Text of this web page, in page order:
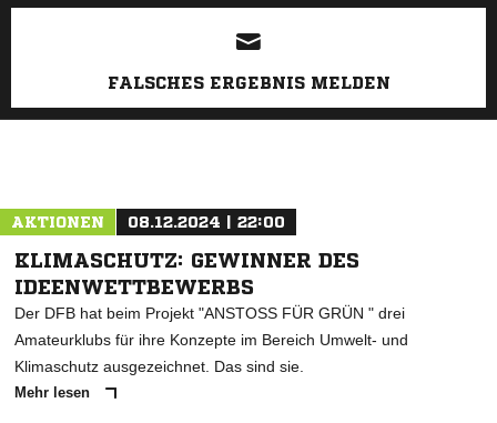
FALSCHES ERGEBNIS MELDEN
AKTIONEN 08.12.2024 | 22:00
KLIMASCHUTZ: GEWINNER DES
IDEENWETTBEWERBS
Der DFB hat beim Projekt "ANSTOSS FÜR GRÜN " drei
Amateurklubs für ihre Konzepte im Bereich Umwelt- und
Klimaschutz ausgezeichnet. Das sind sie.
Mehr lesen